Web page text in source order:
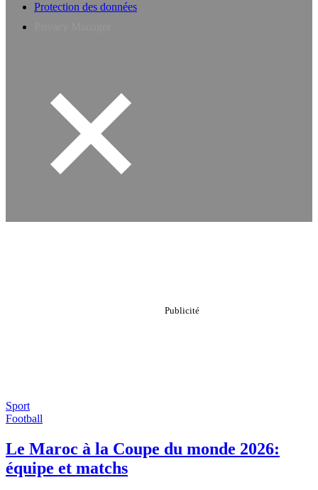
Protection des données
Sport
Football
Le Maroc à la Coupe du monde 2026:
équipe et matchs